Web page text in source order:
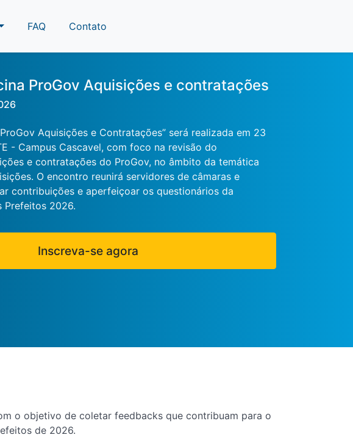
FAQ Contato
ProGov Aquisições e contratações
Aquisições e Contratações” será realizada em 23
- Campus Cascavel, com foco na revisão do
e contratações do ProGov, no âmbito da temática
O encontro reunirá servidores de câmaras e
contribuições e aperfeiçoar os questionários da
Prefeitos 2026.
Inscreva-se agora
o objetivo de coletar feedbacks que contribuam para o
de 2026.